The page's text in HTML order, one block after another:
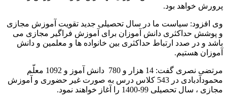
پرورش خواهد بود.
وی افزود: سیاست ما در سال تحصیلی جدید تقویت آموزش مجازی
و پوشش حداکثری دانش آموزان برای آموزش فراگیر مجازی می
باشد و در صدد ارتباط حداکثری بین خانواده ها و معلمین و دانش
آموزان هستیم.
مرتضی نصری گفت: 14 هزار و 780 دانش آموز و 1092 معلّم
محمودآدبادی در 543 کلاس درس به صورت غیر حضوری و آموزش
مجازی ، سال تحصیلی 99-1400 را آغاز خواهند نمود.